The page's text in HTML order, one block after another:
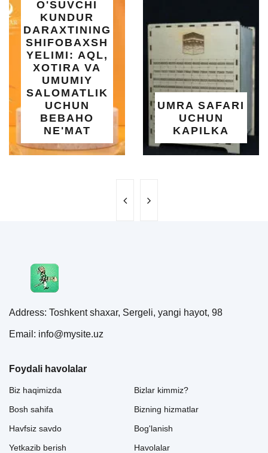
UMRA SAFARI
UCHUN
KAPILKA
INTEX
SET
|
Address: Toshkent shaxar, Sergeli, yangi hayot, 98
Email: info@mysite.uz
Foydali havolalar
Biz haqimizda
Bosh sahifa
Havfsiz savdo
Yetkazib berish
Bizlar kimmiz?
Bizning hizmatlar
Bog'lanish
Havolalar